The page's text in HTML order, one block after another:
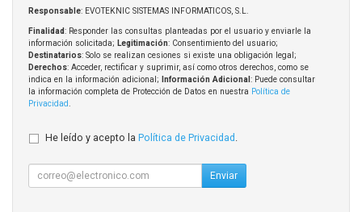
Responsable: EVOTEKNIC SISTEMAS INFORMATICOS, S.L.
Finalidad: Responder las consultas planteadas por el usuario y enviarle la
información solicitada; Legitimación: Consentimiento del usuario;
Destinatarios: Solo se realizan cesiones si existe una obligación legal;
Derechos: Acceder, rectificar y suprimir, así como otros derechos, como se
indica en la información adicional;
Información Adicional : Puede consultar
la información completa de Protección de Datos en nuestra Política de
Privacidad
He leído y acepto la Política de Privacidad
Enviar